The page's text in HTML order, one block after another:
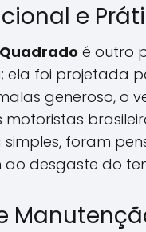
e
é outro
ela foi projetada
generoso, o
motoristas
simples, foram
ao desgaste do